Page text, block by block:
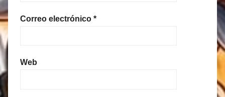
Correo electrónico *
Web